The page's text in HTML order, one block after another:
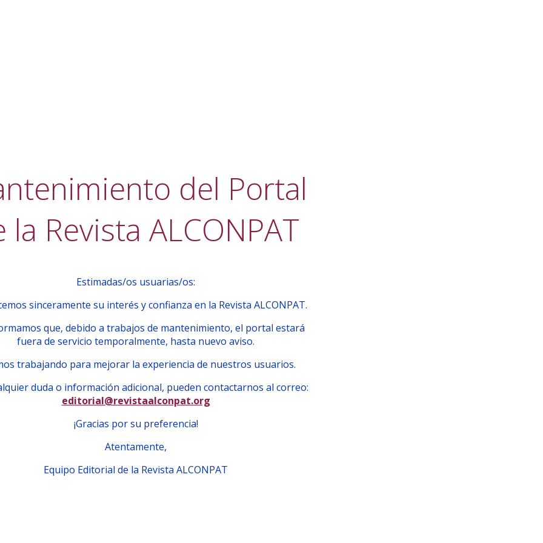
del Portal
la Revista ALCONPAT
Estimadas/os usuarias/os:
sinceramente su interés y confianza en la Revista ALCONPAT.
que, debido a trabajos de mantenimiento, el portal estará
fuera de servicio temporalmente, hasta nuevo aviso.
trabajando para mejorar la experiencia de nuestros usuarios.
duda o información adicional, pueden contactarnos al correo:
editorial@revistaalconpat.org
¡Gracias por su preferencia!
Atentamente,
Equipo Editorial de la Revista ALCONPAT